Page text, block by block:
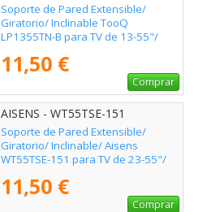
Soporte de Pared Extensible/
Giratorio/ Inclinable TooQ
LP1355TN-B para TV de 13-55"/
11,50 €
Comprar
AISENS - WT55TSE-151
Soporte de Pared Extensible/
Giratorio/ Inclinable/ Aisens
WT55TSE-151 para TV de 23-55"/
11,50 €
Comprar